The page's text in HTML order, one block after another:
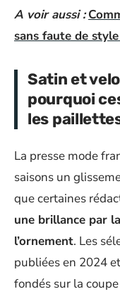
A voir aussi :
sans faute de
Satin et
pourquoi
les
La presse mode
saisons un
que certaines
une brillance par
l’ornement. Les
publiées en 2024
fondés sur la